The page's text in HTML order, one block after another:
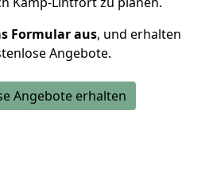
Formular aus, und erhalten
Angebote.
Angebote erhalten